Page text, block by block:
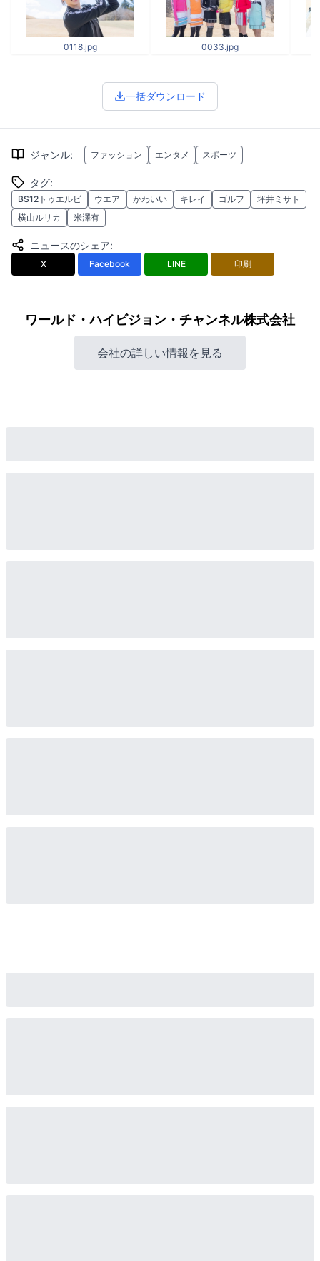
0118.jpg 0033.jpg
一括ダウンロード
ジャンル: ファッション エンタメ スポーツ
タグ:
BS12トゥエルビ ウエア かわいい キレイ ゴルフ
坪井ミサト
横山ルリカ
米澤有
ニュースのシェア:
X Facebook LINE 印刷
ワールド・ハイビジョン・チャンネル株式会社
会社の詳しい情報を見る